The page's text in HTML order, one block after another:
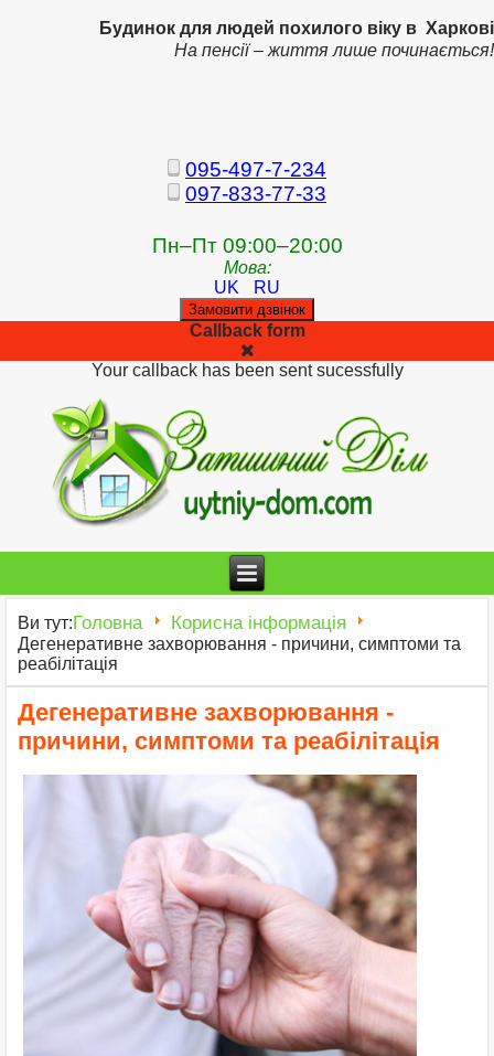
Будинок для людей похилого віку в Харкові
На пенсії – життя лише починається!
095-497-7-234
097-833-77-33
Пн–Пт 09:00–20:00
Мова:
UK
RU
Замовити дзвінок
Callback form
Your callback has been sent sucessfully
Ви тут:Головна Корисна інформація
Дегенеративне захворювання - причини, симптоми та
реабілітація
Дегенеративне захворювання -
причини, симптоми та реабілітація